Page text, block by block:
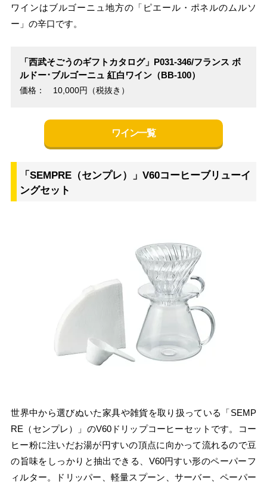
ワインはブルゴーニュ地方の「ピエール・ポネルのムルソ
ー」の辛口です。
「西武そごうのギフトカタログ」P031-346/フランス ボ
ルドー･ブルゴーニュ 紅白ワイン（BB-100）
価格： 10,000円（税抜き）
ワイン一覧
「SEMPRE（センプレ）」V60コーヒーブリューイ
ングセット
世界中から選びぬいた家具や雑貨を取り扱っている「SEMP
RE（センプレ）」のV60ドリップコーヒーセットです。コー
ヒー粉に注いだお湯が円すいの頂点に向かって流れるので豆
の旨味をしっかりと抽出できる、V60円すい形のペーパーフ
ィルター。ドリッパー、軽量スプーン、サーバー、ペーパー